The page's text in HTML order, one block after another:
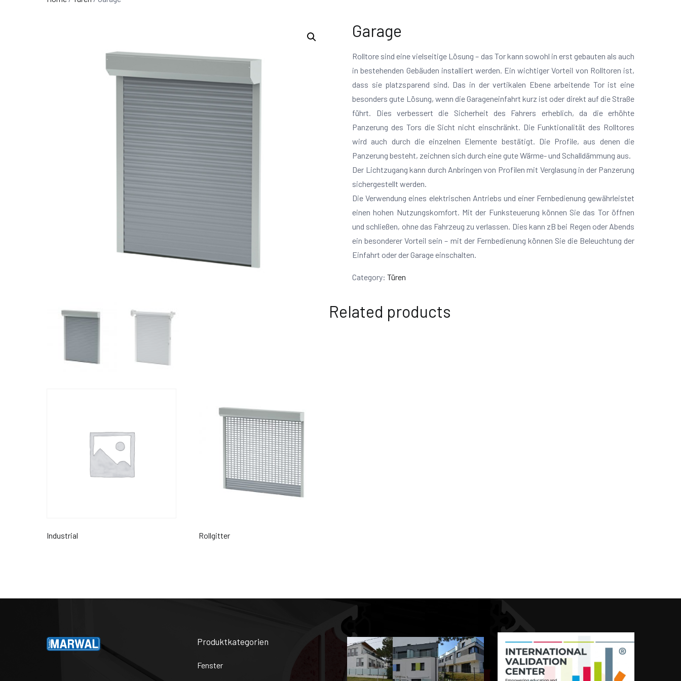
Garage
Rolltore sind eine vielseitige Lösung – das Tor kann sowohl in erst gebauten als auch
in bestehenden Gebäuden installiert werden. Ein wichtiger Vorteil von Rolltoren ist,
dass sie platzsparend sind. Das in der vertikalen Ebene arbeitende Tor ist eine
besonders gute Lösung, wenn die Garageneinfahrt kurz ist oder direkt auf die Straße
führt. Dies verbessert die Sicherheit des Fahrers erheblich, da die erhöhte
Panzerung des Tors die Sicht nicht einschränkt. Die Funktionalität des Rolltores
wird auch durch die einzelnen Elemente bestätigt. Die Profile, aus denen die
Panzerung besteht, zeichnen sich durch eine gute Wärme- und Schalldämmung aus.
Der Lichtzugang kann durch Anbringen von Profilen mit Verglasung in der Panzerung
sichergestellt werden.
Die Verwendung eines elektrischen Antriebs und einer Fernbedienung gewährleistet
einen hohen Nutzungskomfort. Mit der Funksteuerung können Sie das Tor öffnen
und schließen, ohne das Fahrzeug zu verlassen. Dies kann zB bei Regen oder Abends
ein besonderer Vorteil sein – mit der Fernbedienung können Sie die Beleuchtung der
Einfahrt oder der Garage einschalten.
Category:Türen
Related products
Industrial Rollgitter
Produktkategorien
Fenster